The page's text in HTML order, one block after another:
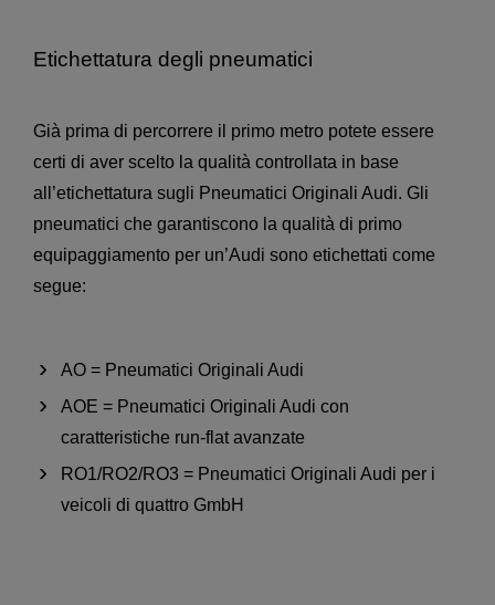
Etichettatura degli pneumatici
Già prima di percorrere il primo metro potete essere
certi di aver scelto la qualità controllata in base
all’etichettatura sugli Pneumatici Originali Audi. Gli
pneumatici che garantiscono la qualità di primo
equipaggiamento per un’Audi sono etichettati come
segue:
AO = Pneumatici Originali Audi
AOE = Pneumatici Originali Audi con
caratteristiche run-flat avanzate
RO1/RO2/RO3 = Pneumatici Originali Audi per i
veicoli di quattro GmbH